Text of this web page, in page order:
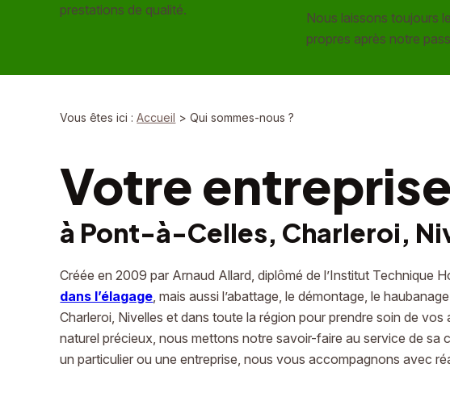
prestations de qualité.
Nous laissons toujours
propres après notre
Vous êtes ici : Accueil > Qui sommes-nous ?
Votre
à Pont-à-Celles, Charleroi,
Créée en 2009 par Arnaud Allard, diplômé de l’Institut Technique
dans l’élagage, mais aussi l’abattage, le démontage, le
Charleroi, Nivelles et dans toute la région pour prendre soin de
naturel précieux, nous mettons notre savoir-faire au service de
un particulier ou une entreprise, nous vous accompagnons avec